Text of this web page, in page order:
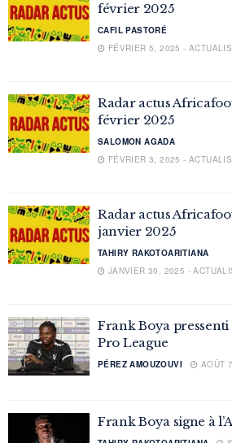
février 2025
CAFIL PASTORÉ
FÉVRIER 5, 2025 -
Radar actus
février 2025
SALOMON AGADA
FÉVRIER 3, 2025 -
Radar actus
janvier 2025
TAHIRY RAKOTOARITIANA
JANVIER 30, 2025 -
Frank Boya
Pro League
PÉREZ AMOUZOUVI AOÛT
Frank Boya signe à